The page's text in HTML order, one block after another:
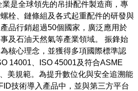
是全球領先的吊掛配件製造商，專
栓、鏈條組及各式起重配件的研發與
品行銷超過50個國家，廣泛應用於
及石油天然氣等產業領域。 振鋒始
核心理念，並獲得多項國際標準認
14001、ISO 45001及符合ASME
美規範。為提升數位化與安全追溯能
技術導入產品中，並與第三方平台